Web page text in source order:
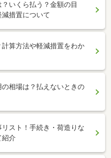
いくら払う？金額の目
措置について
算方法や軽減措置をわか
相場は？払えないときの
スト！手続き・荷造りな
紹介